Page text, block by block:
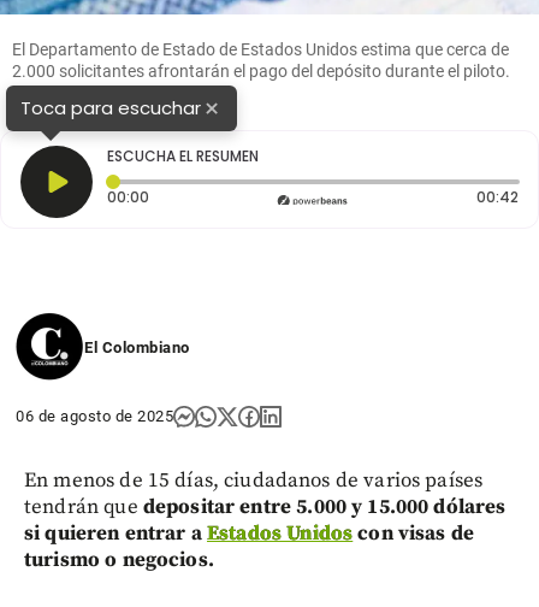
El Departamento de Estado de Estados Unidos estima que cerca de
2.000 solicitantes afrontarán el pago del depósitodurante el piloto.
FOTO: Colprensa
Toca para escuchar×
ESCUCHA EL RESUMEN
00:00 Tiempo transcurrido: 0 segundos 00:42
El Colombiano
06 de agosto de 2025
En menos de 15 días, ciudadanos de varios países
tendrán que depositar entre 5.000 y 15.000 dólares
si quieren entrar aEstados Unidoscon visas de
turismo o negocios.